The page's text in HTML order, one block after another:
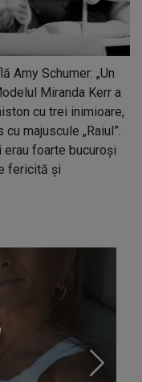
Amy Schumer: „Un
Miranda Kerr a
cu trei inimioare,
majuscule „Raiul”.
foarte bucuroși
fericită și